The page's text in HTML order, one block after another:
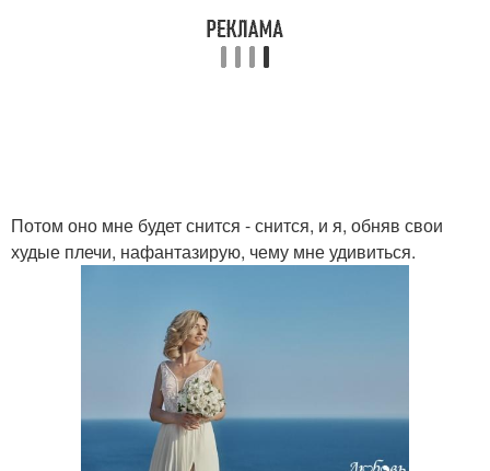
Потом оно мне будет снится - снится, и я, обняв свои
худые плечи, нафантазирую, чему мне удивиться.